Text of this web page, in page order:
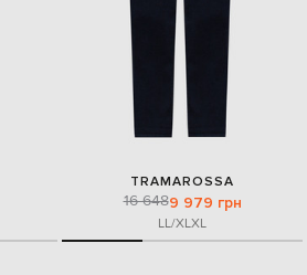
TRAMAROSSA
16 6489 979 грн
LL/XLXL